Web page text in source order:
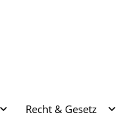
Recht & Gesetz